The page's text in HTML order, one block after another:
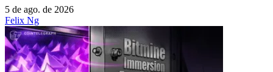
5 de ago. de 2026
Felix Ng